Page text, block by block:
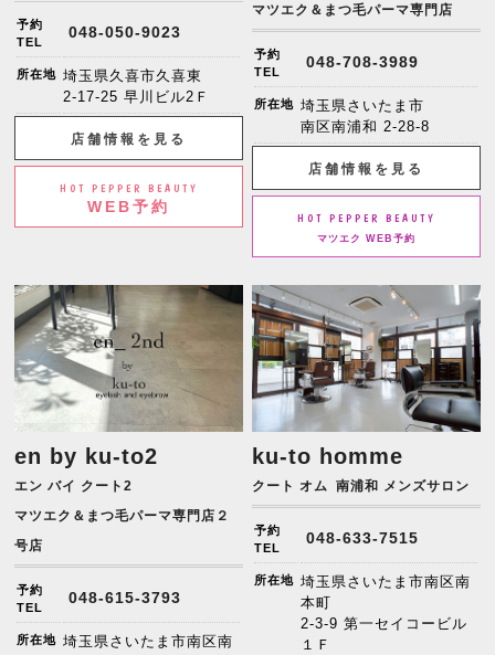
予約
TEL
048-050-9023
所在地 埼玉県久喜市久喜東
2-17-25 早川ビル2Ｆ
店舗情報を見る
HOT PEPPER BEAUTY
WEB予約
マツエク＆まつ毛パーマ専門店
予約
TEL
048-708-3989
所在地 埼玉県さいたま市
南区南浦和 2-28-8
店舗情報を見る
HOT PEPPER BEAUTY
マツエク WEB予約
en by ku-to2
エン バイ クート2
マツエク＆まつ毛パーマ専門店２
号店
予約
TEL
048-615-3793
所在地 埼玉県さいたま市南区南
ku-to homme
クート オム 南浦和 メンズサロン
予約
TEL
048-633-7515
所在地 埼玉県さいたま市南区南
本町
2-3-9 第一セイコービル
１Ｆ